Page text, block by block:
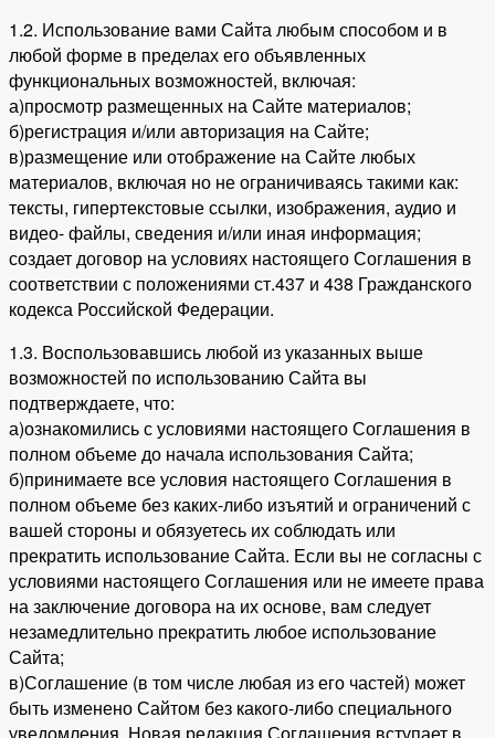
1.2. Использование вами Сайта любым способом и в
любой форме в пределах его объявленных
функциональных возможностей, включая:
а)просмотр размещенных на Сайте материалов;
б)регистрация и/или авторизация на Сайте;
в)размещение или отображение на Сайте любых
материалов, включая но не ограничиваясь такими как:
тексты, гипертекстовые ссылки, изображения, аудио и
видео- файлы, сведения и/или иная информация;
создает договор на условиях настоящего Соглашения в
соответствии с положениями ст.437 и 438 Гражданского
кодекса Российской Федерации.
1.3. Воспользовавшись любой из указанных выше
возможностей по использованию Сайта вы
подтверждаете, что:
а)ознакомились с условиями настоящего Соглашения в
полном объеме до начала использования Сайта;
б)принимаете все условия настоящего Соглашения в
полном объеме без каких-либо изъятий и ограничений с
вашей стороны и обязуетесь их соблюдать или
прекратить использование Сайта. Если вы не согласны с
условиями настоящего Соглашения или не имеете права
на заключение договора на их основе, вам следует
незамедлительно прекратить любое использование
Сайта;
в)Соглашение (в том числе любая из его частей) может
быть изменено Сайтом без какого-либо специального
уведомления. Новая редакция Соглашения вступает в